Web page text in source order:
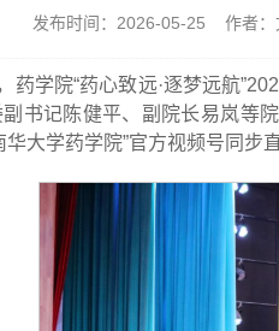
发布时间：2026-05-25 作者：
药学院“药心致远·逐梦远航
书记陈健平、副院长易岚等
大学药学院”官方视频号同步直